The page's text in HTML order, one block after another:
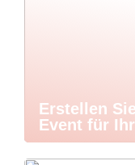
Erstellen
Event für